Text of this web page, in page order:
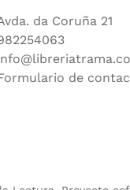
da Coruña 21
de